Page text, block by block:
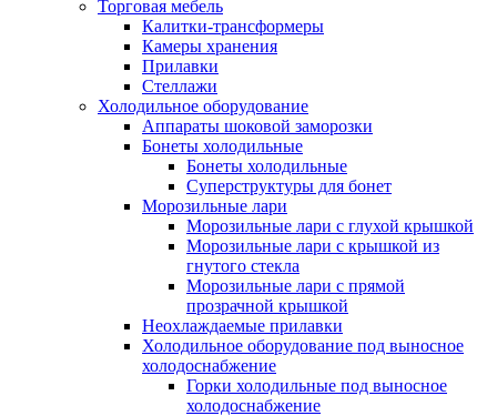
Торговая мебель
Калитки-трансформеры
Камеры хранения
Прилавки
Стеллажи
Холодильное оборудование
Аппараты шоковой заморозки
Бонеты холодильные
Бонеты холодильные
Суперструктуры для бонет
Морозильные лари
Морозильные лари с глухой крышкой
Морозильные лари с крышкой из
гнутого стекла
Морозильные лари с прямой
прозрачной крышкой
Неохлаждаемые прилавки
Холодильное оборудование под выносное
холодоснабжение
Горки холодильные под выносное
холодоснабжение